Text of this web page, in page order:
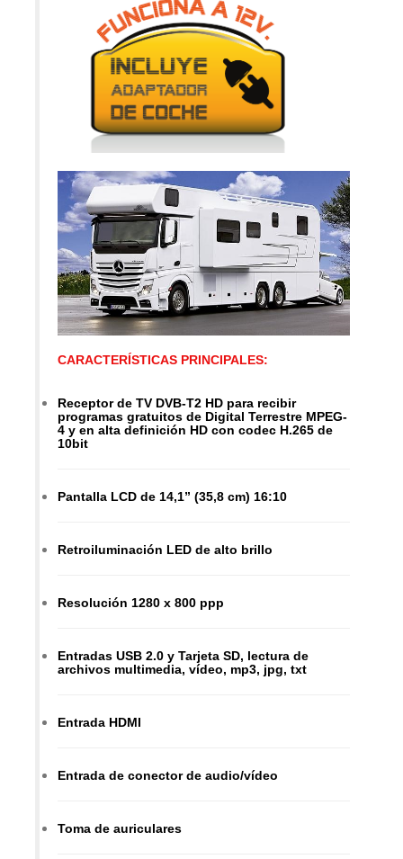
CARACTERÍSTICAS PRINCIPALES:
Receptor de TV DVB-T2 HD para recibir
programas gratuitos de Digital Terrestre MPEG-
4 y en alta definición HD con codec H.265 de
10bit
Pantalla LCD de 14,1” (35,8 cm) 16:10
Retroiluminación LED de alto brillo
Resolución 1280 x 800 ppp
Entradas USB 2.0 y Tarjeta SD, lectura de
archivos multimedia, vídeo, mp3, jpg, txt
Entrada HDMI
Entrada de conector de audio/vídeo
Toma de auriculares